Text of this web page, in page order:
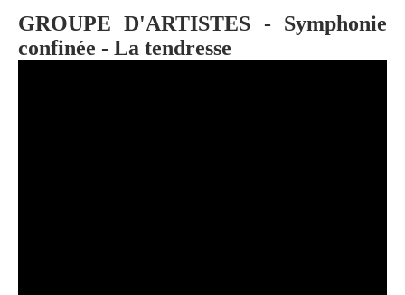
GROUPE D'ARTISTES - Symphonie
confinée - La tendresse